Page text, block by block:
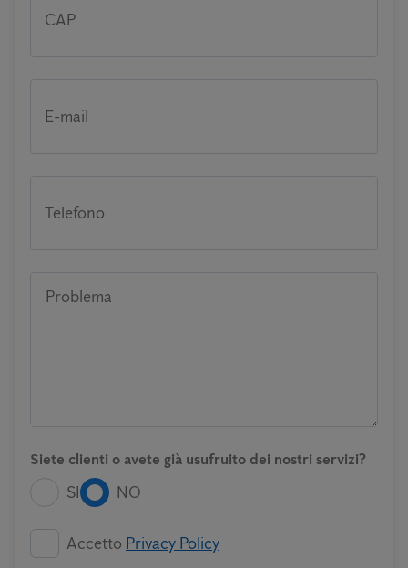
CAP
E-mail
Telefono
Problema
Siete clienti o avete già usufruito dei nostri servizi?
SI NO
Accetto Privacy Policy